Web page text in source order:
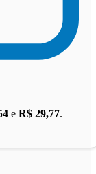
e R$ 29,77.